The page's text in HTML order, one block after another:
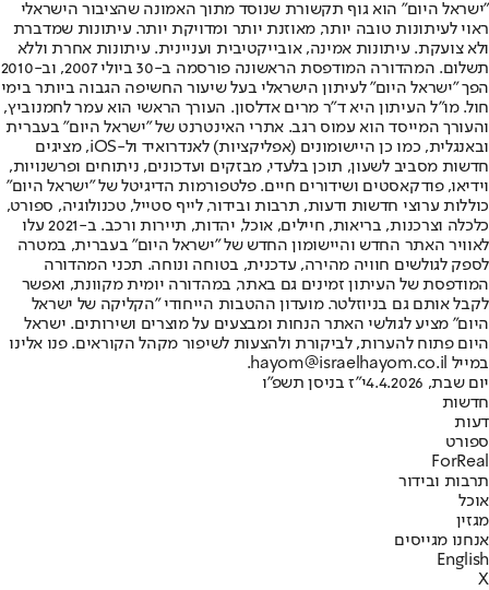
"ישראל היום" הוא גוף תקשורת שנוסד מתוך האמונה שהציבור הישראלי
ראוי לעיתונות טובה יותר, מאוזנת יותר ומדויקת יותר. עיתונות שמדברת
ולא צועקת. עיתונות אמינה, אובייקטיבית ועניינית. עיתונות אחרת וללא
תשלום. המהדורה המודפסת הראשונה פורסמה ב-30 ביולי 2007, וב-2010
הפך "ישראל היום" לעיתון הישראלי בעל שיעור החשיפה הגבוה ביותר בימי
חול. מו"ל העיתון היא ד"ר מרים אדלסון. העורך הראשי הוא עמר לחמנוביץ,
והעורך המייסד הוא עמוס רגב. אתרי האינטרנט של "ישראל היום" בעברית
ובאנגלית, כמו כן היישומונים (אפליקציות) לאנדרואיד ול-iOS, מציגים
חדשות מסביב לשעון, תוכן בלעדי, מבזקים ועדכונים, ניתוחים ופרשנויות,
וידיאו, פודקאסטים ושידורים חיים. פלטפורמות הדיגיטל של "ישראל היום"
כוללות ערוצי חדשות ודעות, תרבות ובידור, לייף סטייל, טכנולוגיה, ספורט,
כלכלה וצרכנות, בריאות, חיילים, אוכל, יהדות, תיירות ורכב. ב-2021 עלו
לאוויר האתר החדש והיישומון החדש של "ישראל היום" בעברית, במטרה
לספק לגולשים חוויה מהירה, עדכנית, בטוחה ונוחה. תכני המהדורה
המודפסת של העיתון זמינים גם באתר, במהדורה יומית מקוונת, ואפשר
לקבל אותם גם בניוזלטר. מועדון ההטבות הייחודי "הקליקה של ישראל
היום" מציע לגולשי האתר הנחות ומבצעים על מוצרים ושירותים. ישראל
היום פתוח להערות, לביקורת ולהצעות לשיפור מקהל הקוראים. פנו אלינו
במייל hayom@israelhayom.co.il.
יום שבת, 4.4.2026
י"ז בניסן תשפ"ו
חדשות
דעות
ספורט
ForReal
תרבות ובידור
אוכל
מגזין
אנחנו מגייסים
English
X